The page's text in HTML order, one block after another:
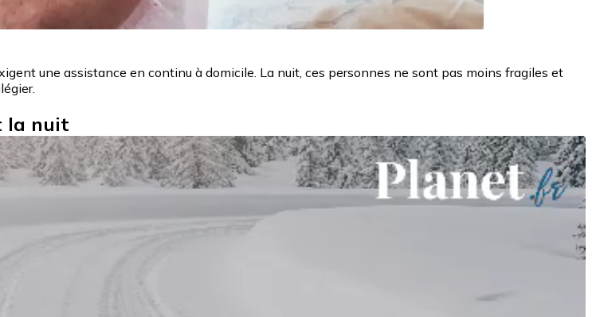
une assistance en continu à domicile. La nuit, ces personnes ne sont pas moins fragiles et
la nuit